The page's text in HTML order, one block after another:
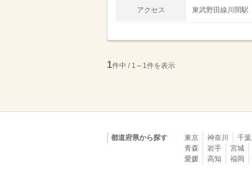
アクセス 東武野田線川間駅
1件中 / 1～1件を表示
都道府県から探す 東京 神奈川 千葉
青森
岩手 宮城
愛媛
高知 福岡